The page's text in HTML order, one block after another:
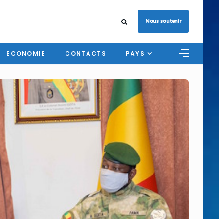
Nous soutenir
ECONOMIE CONTACTS PAYS